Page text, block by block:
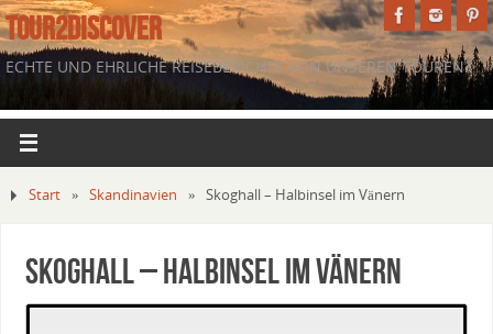
TOUR2DISCOVER
ECHTE UND EHRLICHE REISEBERICHTE VON UNSEREN TOUREN.
Start » Skandinavien » Skoghall – Halbinsel im Vänern
Skoghall – Halbinsel im Vänern